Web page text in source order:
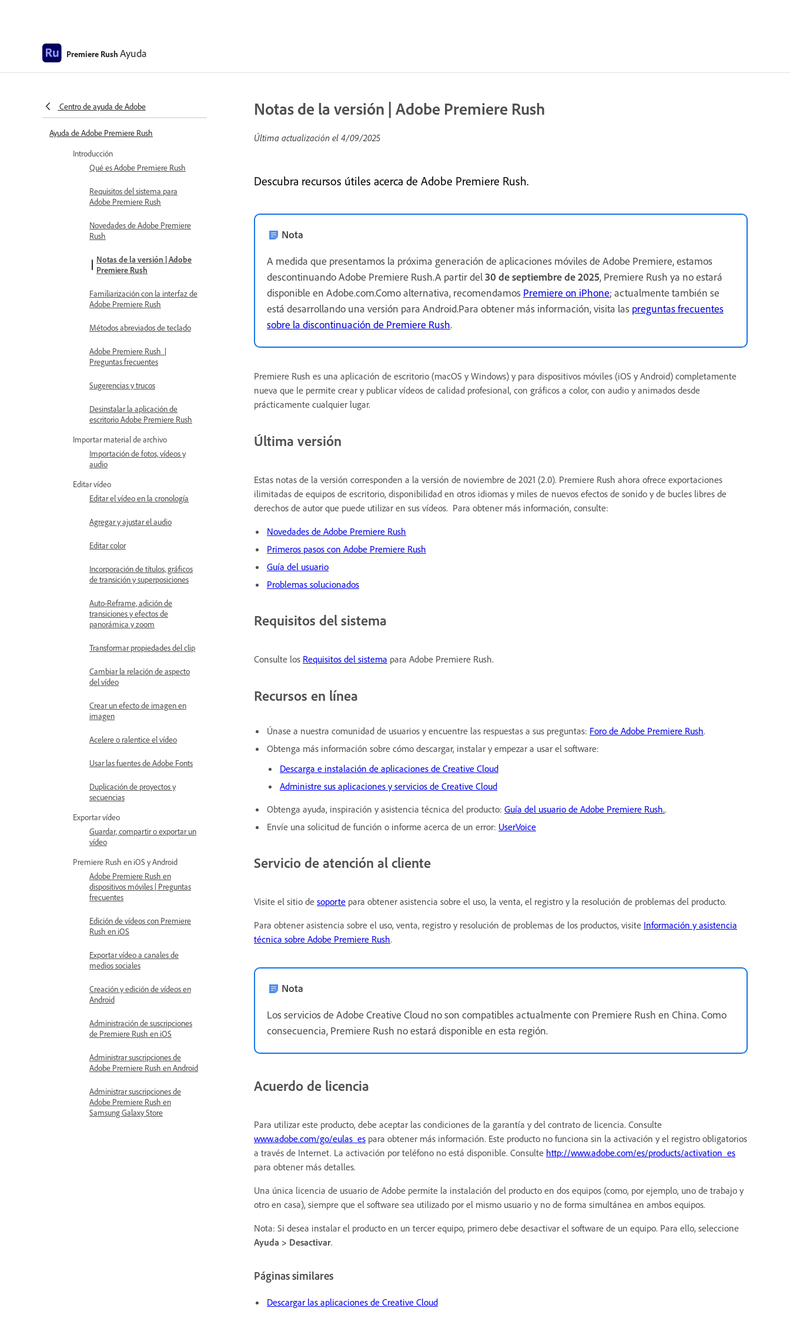
Premiere Rush Ayuda
Centro de ayuda de Adobe
Ayuda de Adobe Premiere Rush
Introducción
Qué es Adobe Premiere Rush
Requisitos del sistema para
Adobe Premiere Rush
Novedades de Adobe Premiere
Rush
Notas de la versión | Adobe
Premiere Rush
Familiarización con la interfaz de
Adobe Premiere Rush
Métodos abreviados de teclado
Adobe Premiere Rush |
Preguntas frecuentes
Sugerencias y trucos
Desinstalar la aplicación de
escritorio Adobe Premiere Rush
Importar material de archivo
Importación de fotos, vídeos y
audio
Editar vídeo
Editar el vídeo en la cronología
Agregar y ajustar el audio
Editar color
Incorporación de títulos, gráficos
de transición y superposiciones
Auto-Reframe, adición de
transiciones y efectos de
panorámica y zoom
Transformar propiedades del clip
Cambiar la relación de aspecto
del vídeo
Crear un efecto de imagen en
imagen
Acelere o ralentice el vídeo
Usar las fuentes de Adobe Fonts
Duplicación de proyectos y
secuencias
Exportar vídeo
Guardar, compartir o exportar un
vídeo
Premiere Rush en iOS y Android
Adobe Premiere Rush en
dispositivos móviles | Preguntas
frecuentes
Edición de vídeos con Premiere
Rush en iOS
Exportar vídeo a canales de
medios sociales
Creación y edición de vídeos en
Android
Administración de suscripciones
de Premiere Rush en iOS
Administrar suscripciones de
Adobe Premiere Rush en Android
Administrar suscripciones de
Adobe Premiere Rush en
Samsung Galaxy Store
Notas de la versión | Adobe Premiere Rush
Última actualización el 4/09/2025
Descubra recursos útiles acerca de Adobe Premiere Rush.
Nota
A medida que presentamos la próxima generación de aplicaciones móviles de Adobe Premiere, estamos
descontinuando Adobe Premiere Rush.A partir del30 de septiembre de 2025, Premiere Rush ya no estará
disponible en Adobe.com.Como alternativa, recomendamos Premiere on iPhone; actualmente también se
está desarrollando una versión para Android.Para obtener más información, visita las preguntas frecuentes
sobre la discontinuación de Premiere Rush.
Premiere Rush es una aplicación de escritorio (macOS y Windows) y para dispositivos móviles (iOS y Android) completamente
nueva que le permite crear y publicar vídeos de calidad profesional, con gráficos a color, con audio y animados desde
prácticamente cualquier lugar.
Última versión
Estas notas de la versión corresponden a la versión de noviembre de 2021 (2.0). Premiere Rush ahora ofrece exportaciones
ilimitadas de equipos de escritorio, disponibilidad en otros idiomas y miles de nuevos efectos de sonido y de bucles libres de
derechos de autor que puede utilizar en sus vídeos. Para obtener más información, consulte:
Novedades de Adobe Premiere Rush
Primeros pasos con Adobe Premiere Rush
Guía del usuario
Problemas solucionados
Requisitos del sistema
Consulte los Requisitos del sistema para Adobe Premiere Rush.
Recursos en línea
Únase a nuestra comunidad de usuarios y encuentre las respuestas a sus preguntas: Foro de Adobe Premiere Rush.
Obtenga más información sobre cómo descargar, instalar y empezar a usar el software:
Descarga e instalación de aplicaciones de Creative Cloud
Administre sus aplicaciones y servicios de Creative Cloud
Obtenga ayuda, inspiración y asistencia técnica del producto: Guía del usuario de Adobe Premiere Rush..
Envíe una solicitud de función o informe acerca de un error: UserVoice
Servicio de atención al cliente
Visite el sitio de soporte para obtener asistencia sobre el uso, la venta, el registro y la resolución de problemas del producto.
Para obtener asistencia sobre el uso, venta, registro y resolución de problemas de los productos, visite Información y asistencia
técnica sobre Adobe Premiere Rush.
Nota
Los servicios de Adobe Creative Cloud no son compatibles actualmente con Premiere Rush en China. Como
consecuencia, Premiere Rush no estará disponible en esta región.
Acuerdo de licencia
Para utilizar este producto, debe aceptar las condiciones de la garantía y del contrato de licencia. Consulte
www.adobe.com/go/eulas_es para obtener más información. Este producto no funciona sin la activación y el registro obligatorios
a través de Internet. La activación por teléfono no está disponible. Consulte http://www.adobe.com/es/products/activation_es
para obtener más detalles.
Una única licencia de usuario de Adobe permite la instalación del producto en dos equipos (como, por ejemplo, uno de trabajo y
otro en casa), siempre que el software sea utilizado por el mismo usuario y no de forma simultánea en ambos equipos.
Nota: Si desea instalar el producto en un tercer equipo, primero debe desactivar el software de un equipo. Para ello, seleccione
Ayuda > Desactivar.
Páginas similares
Descargar las aplicaciones de Creative Cloud